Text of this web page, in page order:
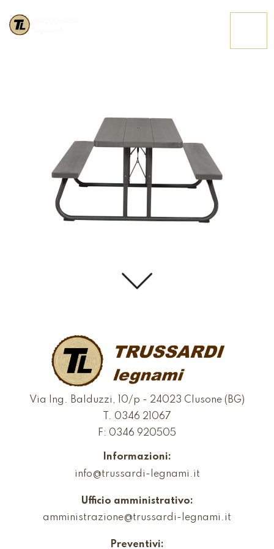
Via Ing. Balduzzi, 10/p - 24023 Clusone (BG)
T. 0346 21067
F: 0346 920505
Informazioni:
info@trussardi-legnami.it
Ufficio amministrativo:
amministrazione@trussardi-legnami.it
Preventivi: